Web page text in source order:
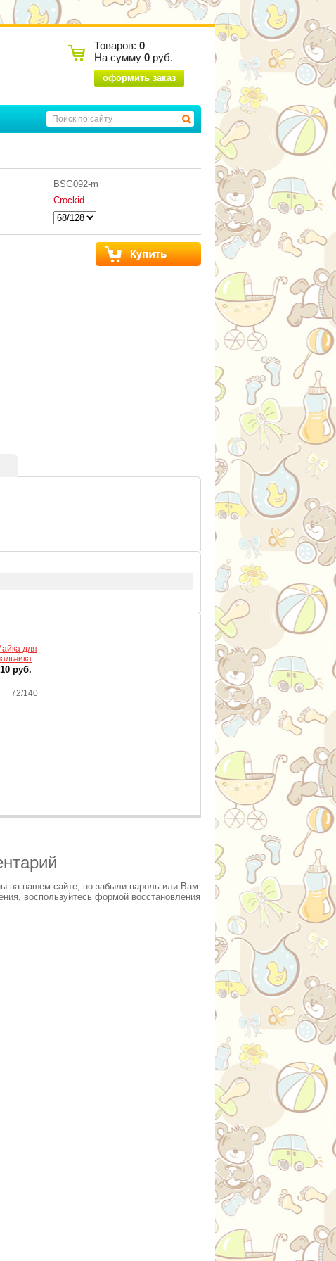
Товаров: 0
На сумму 0 руб.
оформить заказ
BSG092-m
Crockid
для
руб.
72/140
на нашем сайте, но забыли пароль или Вам
воспользуйтесь формой восстановления